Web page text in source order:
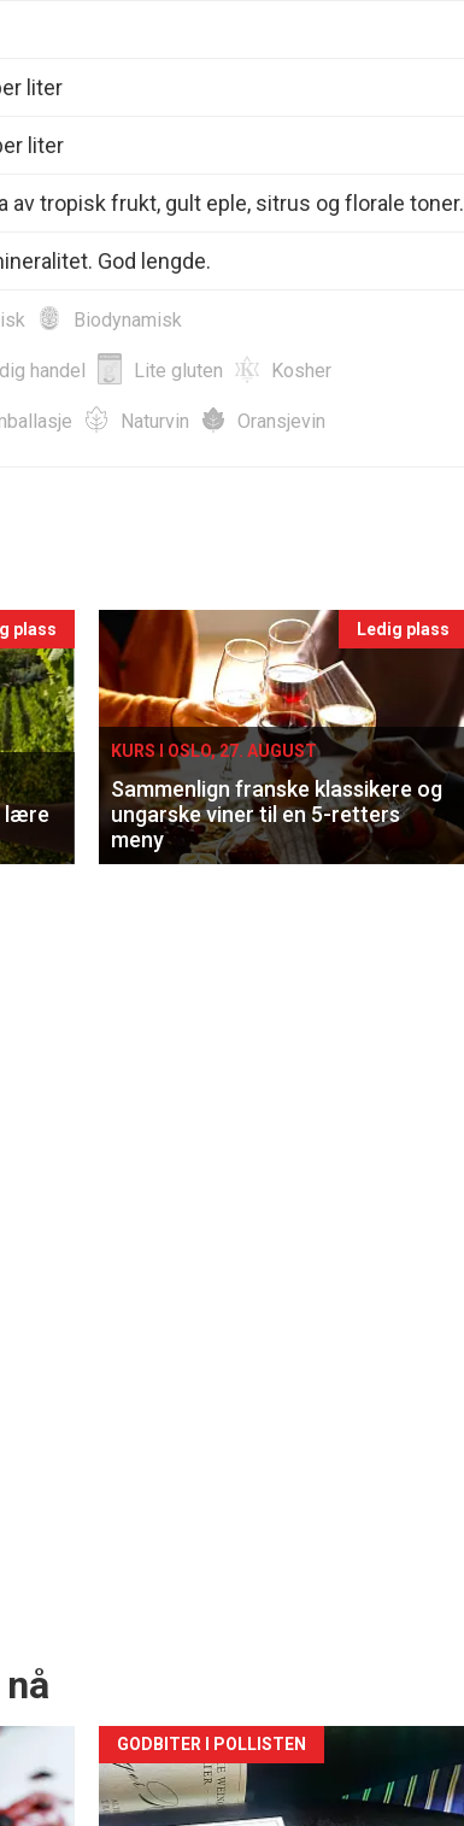
liter
liter
av tropisk frukt, gult eple, sitrus og florale toner.
God lengde.
Biodynamisk
handel Lite gluten Kosher
Naturvin Oransjevin
plass
lære
Ledig plass
KURS I OSLO, 27. AUGUST
Sammenlign franske klassikere og
ungarske viner til en 5-retters
meny
Forsiden
akkurat
GODBITER I POLLISTEN